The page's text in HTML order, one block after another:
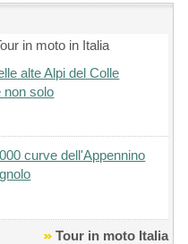
in moto in Italia
alte Alpi del Colle
non solo
curve dell'Appennino
Tour in moto Italia